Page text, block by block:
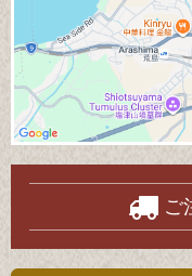
ご